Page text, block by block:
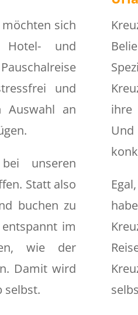
sich
und
und
Auswahl an
unseren
Statt also
buchen zu
im
wie der
Damit wird
selbst.
ihre